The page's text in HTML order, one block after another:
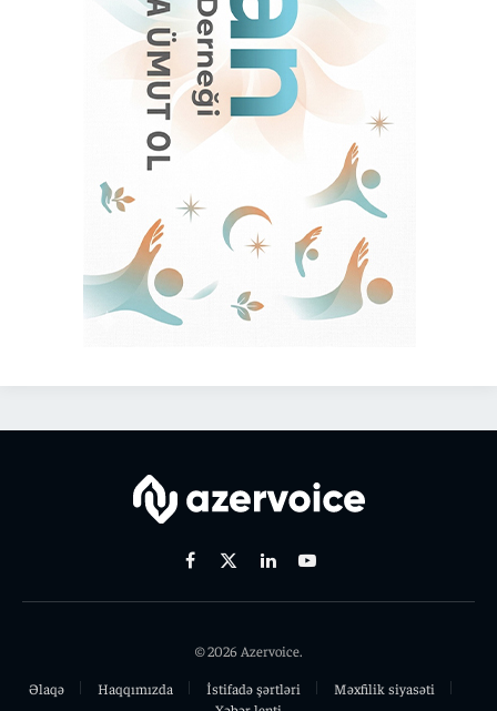
Facebook
X
LinkedinYoutube
© 2026 Azervoice.
Əlaqə
Haqqımızda İstifadə şərtləri
Məxfilik siyasəti